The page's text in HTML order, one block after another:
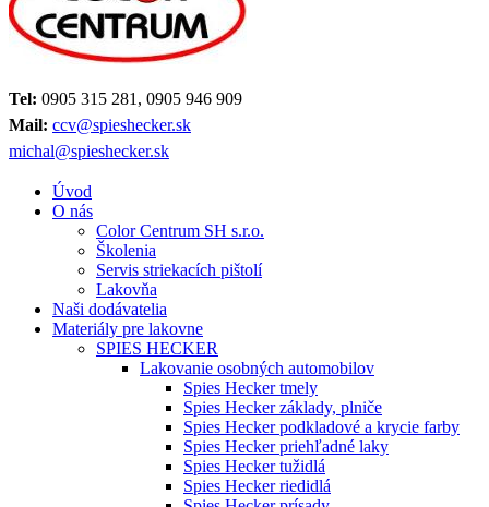
Tel: 0905 315 281, 0905 946 909
Mail: ccv@spieshecker.sk
michal@spieshecker.sk
Úvod
O nás
Color Centrum SH s.r.o.
Školenia
Servis striekacích pištolí
Lakovňa
Naši dodávatelia
Materiály pre lakovne
SPIES HECKER
Lakovanie osobných automobilov
Spies Hecker tmely
Spies Hecker základy, plniče
Spies Hecker podkladové a krycie farby
Spies Hecker priehľadné laky
Spies Hecker tužidlá
Spies Hecker riedidlá